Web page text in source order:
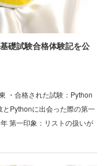
礎試験合格体験記を公
・合格された試験：Python
Pythonに出会った際の第一
第一印象：リストの扱いが